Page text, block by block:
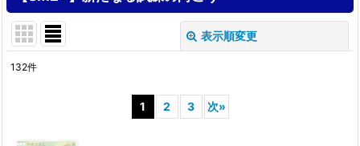
表示順変更
132件
1 2 3 次»